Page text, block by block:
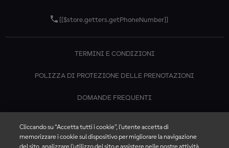
[[$store.getters.getPhoneNumber]]
TERMINI E CONDIZIONI
POLIZZA DI PROTEZIONE DELLE PRENOTAZIONI
DOMANDE FREQUENTI
Cliccando su “Accetta tutti i cookie”, l'utente accetta di
memorizzare i cookie sul dispositivo per migliorare la navigazione